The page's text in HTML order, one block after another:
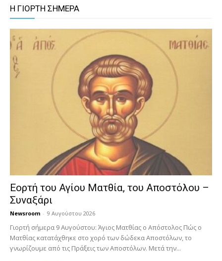
Η ΓΙΟΡΤΗ ΣΗΜΕΡΑ
Εορτή του Αγίου Ματθία, του Αποστόλου –
Συναξάρι
Newsroom - 9 Αυγούστου 2026
Γιορτή σήμερα 9 Αυγούστου: Άγιος Ματθίας ο Απόστολος Πώς ο
Ματθίας κατατάχθηκε στο χορό των δώδεκα Αποστόλων, το
γνωρίζουμε από τις Πράξεις των Αποστόλων. Μετά την...